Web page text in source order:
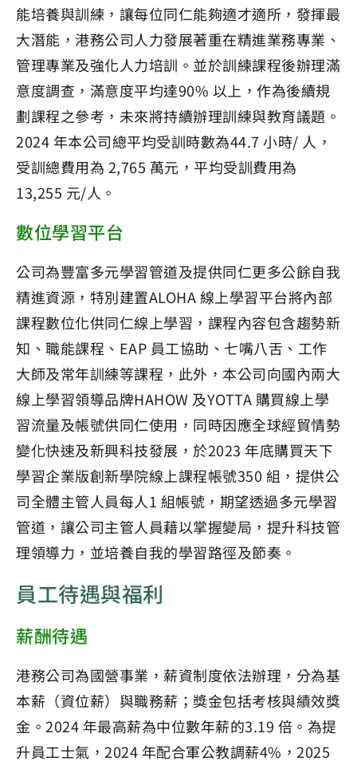
能培養與訓練，讓每位同仁能夠適才適所，發揮最
大潛能，港務公司人力發展著重在精進業務專業、
管理專業及強化人力培訓。並於訓練課程後辦理滿
意度調查，滿意度平均達90% 以上，作為後續規
劃課程之參考，未來將持續辦理訓練與教育議題。
2024 年本公司總平均受訓時數為44.7 小時/ 人，
受訓總費用為 2,765 萬元，平均受訓費用為
13,255 元/人。
數位學習平台
公司為豐富多元學習管道及提供同仁更多公餘自我
精進資源，特別建置ALOHA 線上學習平台將內部
課程數位化供同仁線上學習，課程內容包含趨勢新
知、職能課程、EAP 員工協助、七嘴八舌、工作
大師及常年訓練等課程，此外，本公司向國內兩大
線上學習領導品牌HAHOW 及YOTTA 購買線上學
習流量及帳號供同仁使用，同時因應全球經貿情勢
變化快速及新興科技發展，於2023 年底購買天下
學習企業版創新學院線上課程帳號350 組，提供公
司全體主管人員每人1 組帳號，期望透過多元學習
管道，讓公司主管人員藉以掌握變局，提升科技管
理領導力，並培養自我的學習路徑及節奏。
員工待遇與福利
薪酬待遇
港務公司為國營事業，薪資制度依法辦理，分為基
本薪（資位薪）與職務薪；獎金包括考核與績效獎
金。2024 年最高薪為中位數年薪的3.19 倍。為提
升員工士氣，2024 年配合軍公教調薪4%，2025